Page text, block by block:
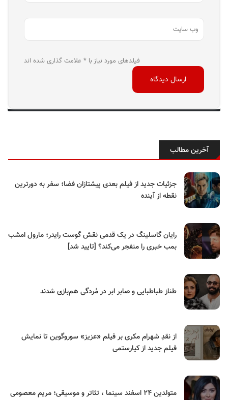
فیلدهای مورد نیاز با * علامت گذاری شده اند
آخرین مطالب
جزئیات جدید از فیلم بعدی پیشتازان فضا؛ سفر به دورترین
نقطه از آینده
رایان گاسلینگ در یک قدمی نقش گوست رایدر؛ مارول امشب
بمب خبری را منفجر می‌کند؟ [تایید شد]
طناز طباطبایی و صابر ابر در مُردگی هم‌بازی شدند
از نقدِ شهرام مکری بر فیلم «عزیز» سوروگوین تا نمایش
فیلم جدید از کیارستمی
متولدین ۲۴ اسفند سینما ، تئاتر و موسیقی؛ مریم معصومی